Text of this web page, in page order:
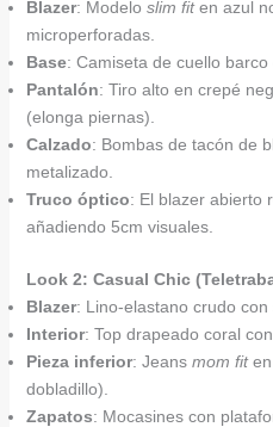
Blazer: Modelo slim fiten azul
microperforadas.
Base: Camiseta de cuello
Pantalón: Tiro alto en crepé
(elonga piernas).
Calzado: Bombas de tacón de
metalizado.
Truco óptico: El blazer abierto
añadiendo 5cm visuales.
Look 2: Casual Chic
Blazer: Lino-elastano crudo con
Interior: Top drapeado coral
Pieza inferior: Jeans mom fiten
dobladillo).
Zapatos: Mocasines con